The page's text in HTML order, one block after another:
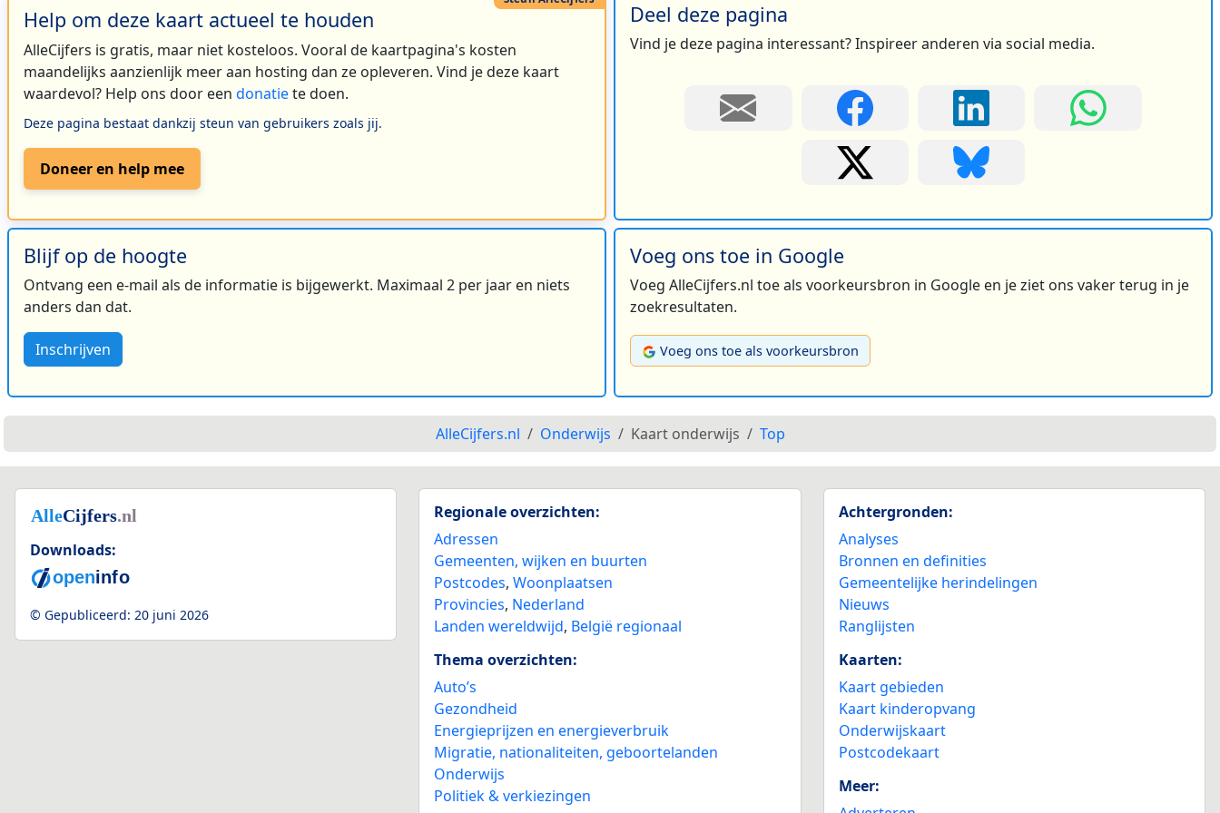
Help om deze kaart actueel te houden
AlleCijfers is gratis, maar niet kosteloos. Vooral de kaartpagina's kosten
maandelijks aanzienlijk meer aan hosting dan ze opleveren. Vind je deze kaart
waardevol? Help ons door een donatiete doen.
Deze pagina bestaat dankzij steun van gebruikers zoals jij.
Doneer en help mee
Deel deze pagina
Vind je deze pagina interessant? Inspireer anderen via social media.
Blijf op de hoogte
Ontvang een e-mail als de informatie is bijgewerkt. Maximaal 2 per jaar en niets
anders dan dat.
Inschrijven
Voeg ons toe in Google
Voeg AlleCijfers.nl toe als voorkeursbron in Google en je ziet ons vaker terug in je
zoekresultaten.
Voeg ons toe als voorkeursbron
AlleCijfers.nl Onderwijs Kaart onderwijs Top
Downloads:
© Gepubliceerd: 20 juni 2026
Regionale overzichten:
Adressen
Gemeenten, wijken en buurten
Postcodes,Woonplaatsen
Provincies, Nederland
Landen wereldwijd, België regionaal
Thema overzichten:
Auto’s
Gezondheid
Energieprijzen en energieverbruik
Migratie, nationaliteiten, geboortelanden
Onderwijs
Politiek & verkiezingen
Achtergronden:
Analyses
Bronnen en definities
Gemeentelijke herindelingen
Nieuws
Ranglijsten
Kaarten:
Kaart gebieden
Kaart kinderopvang
Onderwijskaart
Postcodekaart
Meer: